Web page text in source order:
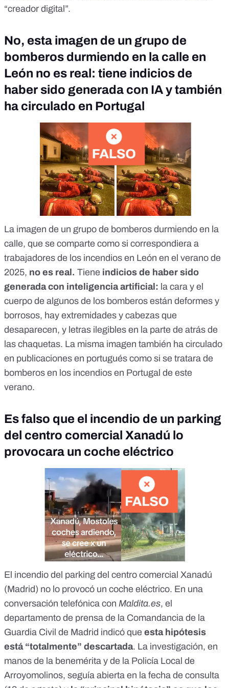
“creador digital”.
No, esta imagen de un grupo de
bomberos durmiendo en la calle en
León no es real: tiene indicios de
haber sido generada con IA y también
ha circulado en Portugal
La imagen de un grupo de bomberos durmiendo en la
calle, que se comparte como si correspondiera a
trabajadores de los incendios en León en el verano de
2025, no es real. Tiene indicios de haber sido
generada con inteligencia artificial: la cara y el
cuerpo de algunos de los bomberos están deformes y
borrosos, hay extremidades y cabezas que
desaparecen, y letras ilegibles en la parte de atrás de
las chaquetas. La misma imagen también ha circulado
en publicaciones en portugués como si se tratara de
bomberos en los incendios en Portugal de este
verano.
Es falso que el incendio de un parking
del centro comercial Xanadú lo
provocara un coche eléctrico
El incendio del parking del centro comercial Xanadú
(Madrid) no lo provocó un coche eléctrico. En una
conversación telefónica con Maldita.es, el
departamento de prensa de la Comandancia de la
Guardia Civil de Madrid indicó que esta hipótesis
está “totalmente” descartada. La investigación, en
manos de la benemérita y de la Policía Local de
Arroyomolinos, seguía abierta en la fecha de consulta